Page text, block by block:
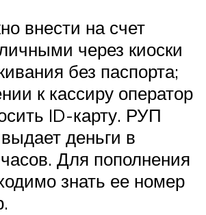
внести на счет
через киоски
без паспорта;
к кассиру оператор
ID-карту. РУП
деньги в
Для пополнения
знать ее номер